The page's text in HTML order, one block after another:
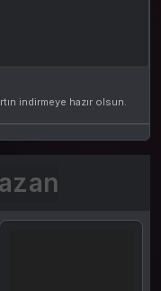
indirmeye hazır olsun.